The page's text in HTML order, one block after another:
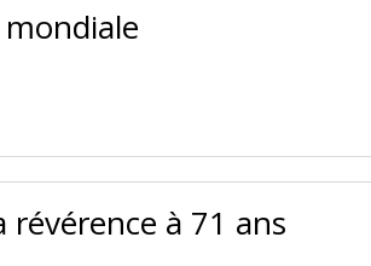
mondiale
à 71 ans